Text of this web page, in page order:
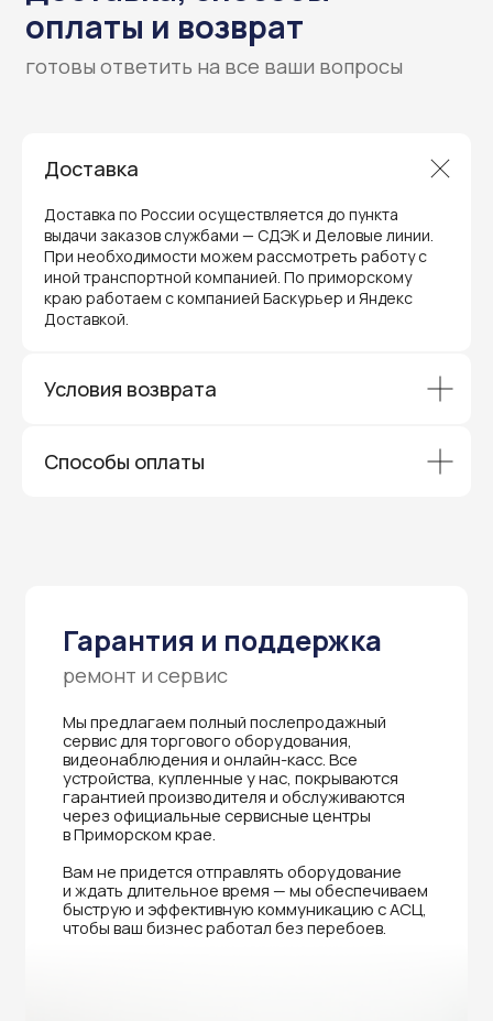
Доставка
Доставка по России осуществляется до пункта
выдачи заказов службами — СДЭК и Деловые линии.
При необходимости можем рассмотреть работу с
иной транспортной компанией. По приморскому
краю работаем с компанией Баскурьер и Яндекс
Доставкой.
Условия возврата
Способы оплаты
Гарантия и поддержка
сервис для торгового оборудования,
через официальные сервисные центры
в Приморском крае.